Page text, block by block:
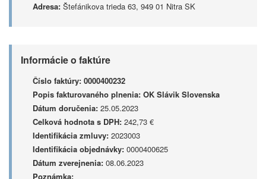
Adresa: Štefánikova trieda 63, 949 01 Nitra SK
Informácie o faktúre
Číslo faktúry: 0000400232
Popis fakturovaného plnenia: OK Slávik Slovenska
Dátum doručenia: 25.05.2023
Celková hodnota s DPH: 242,73 €
Identifikácia zmluvy: 2023003
Identifikácia objednávky: 0000400625
Dátum zverejnenia: 08.06.2023
Poznámka: